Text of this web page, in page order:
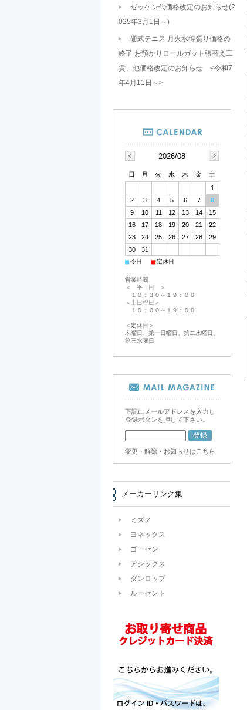
ゼッケン代価格改定のお知らせ(2
025年3月1日～)
硬式テニス 月火水得張り価格の
終了 お預かりロールガット張替え工
賃、他価格改定のお知らせ <令和7
年4月11日～>
2026/08
日 月 火 水 木 金
土
1
2
3 4 5 6 7
8
9
10 11 12 13 14
15
16
17 18 19 20 21
22
23
24 25 26 27 28
29
30
31
■今日 ■定休日
営業時間
＜ 平 日 ＞
１０：３０～１９：００
＜土日祝日＞
１０：００～１９：００
＜定休日＞
木曜日、第一日曜日、第二水曜日、
第三水曜日
下記にメールアドレスを入力し
登録ボタンを押して下さい。
変更・解除・お知らせはこちら
メーカーリンク集
ミズノ
ヨネックス
ゴーセン
アシックス
ダンロップ
ルーセント